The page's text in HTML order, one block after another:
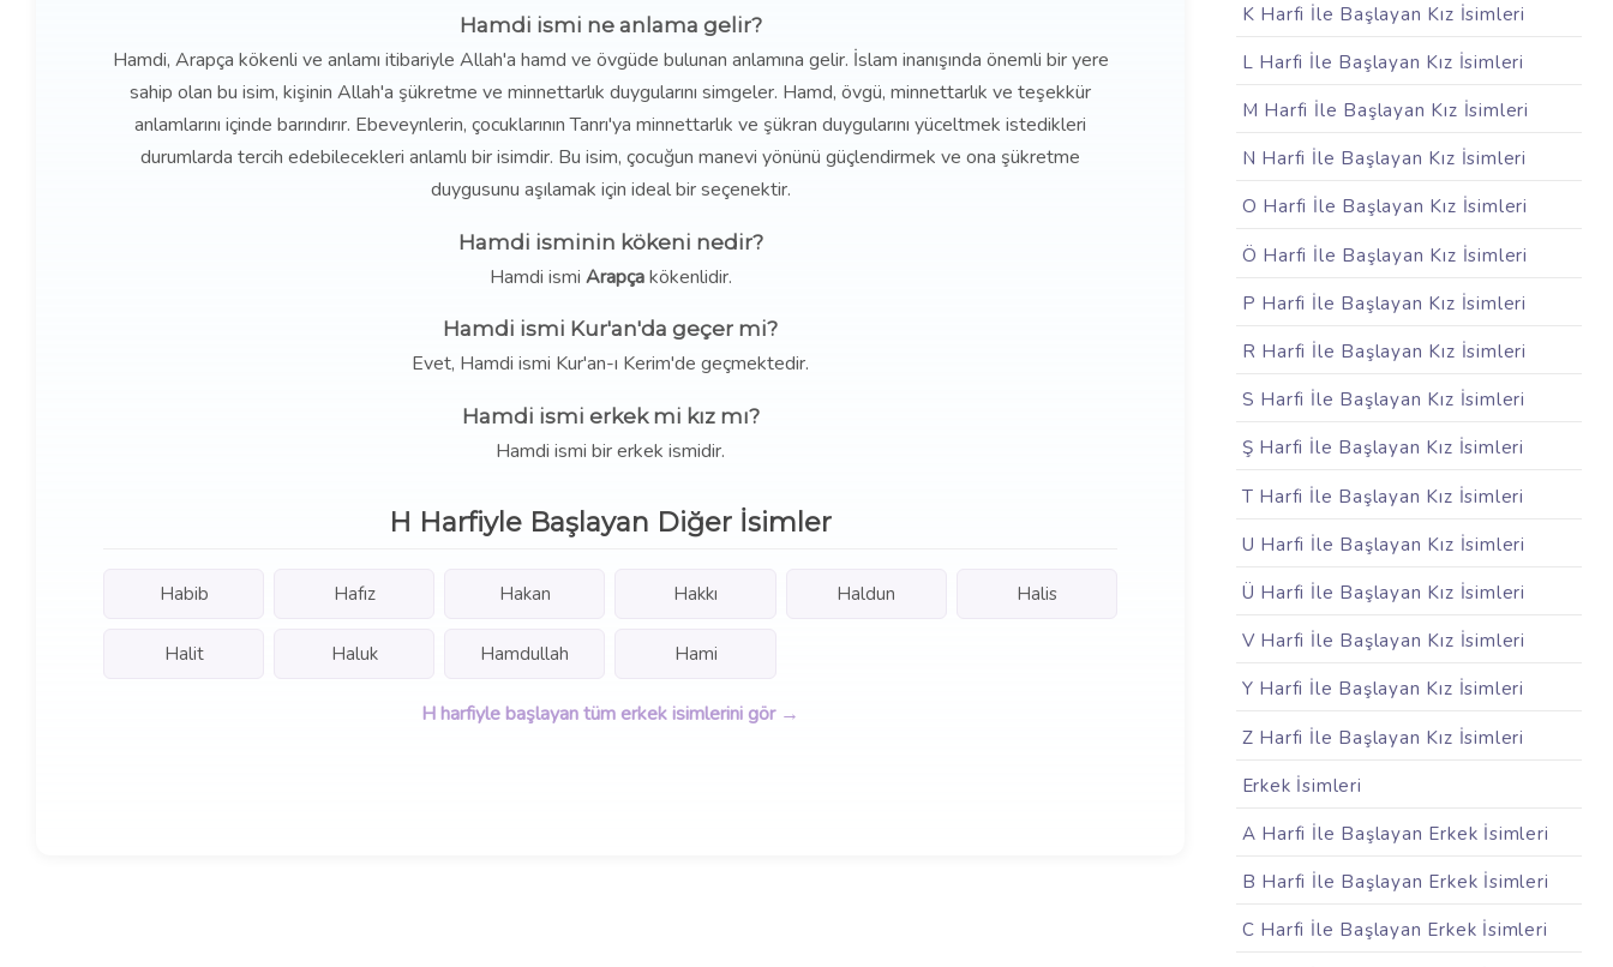
Hamdi ismi ne anlama gelir?
Hamdi, Arapça kökenli ve anlamı itibariyle Allah'a hamd ve övgüde bulunan anlamına gelir. İslam inanışında önemli bir yere
sahip olan bu isim, kişinin Allah'a şükretme ve minnettarlık duygularını simgeler. Hamd, övgü, minnettarlık ve teşekkür
anlamlarını içinde barındırır. Ebeveynlerin, çocuklarının Tanrı'ya minnettarlık ve şükran duygularını yüceltmek istedikleri
durumlarda tercih edebilecekleri anlamlı bir isimdir. Bu isim, çocuğun manevi yönünü güçlendirmek ve ona şükretme
duygusunu aşılamak için ideal bir seçenektir.
Hamdi isminin kökeni nedir?
Hamdi ismi Arapçakökenlidir.
Hamdi ismi Kur'an'da geçer mi?
Evet, Hamdi ismi Kur'an-ı Kerim'de geçmektedir.
Hamdi ismi erkek mi kız mı?
Hamdi ismi bir erkek ismidir.
H Harfiyle Başlayan Diğer İsimler
Habib Hafız Hakan Hakkı Haldun Halis
Halit Haluk Hamdullah Hami
H harfiyle başlayan tüm erkek isimlerini gör →
K Harfi İle Başlayan Kız İsimleri
L Harfi İle Başlayan Kız İsimleri
M Harfi İle Başlayan Kız İsimleri
N Harfi İle Başlayan Kız İsimleri
O Harfi İle Başlayan Kız İsimleri
Ö Harfi İle Başlayan Kız İsimleri
P Harfi İle Başlayan Kız İsimleri
R Harfi İle Başlayan Kız İsimleri
S Harfi İle Başlayan Kız İsimleri
Ş Harfi İle Başlayan Kız İsimleri
T Harfi İle Başlayan Kız İsimleri
U Harfi İle Başlayan Kız İsimleri
Ü Harfi İle Başlayan Kız İsimleri
V Harfi İle Başlayan Kız İsimleri
Y Harfi İle Başlayan Kız İsimleri
Z Harfi İle Başlayan Kız İsimleri
Erkek İsimleri
A Harfi İle Başlayan Erkek İsimleri
B Harfi İle Başlayan Erkek İsimleri
C Harfi İle Başlayan Erkek İsimleri